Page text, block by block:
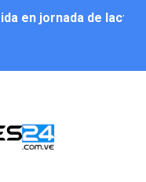
en jornada de
recreativa a la